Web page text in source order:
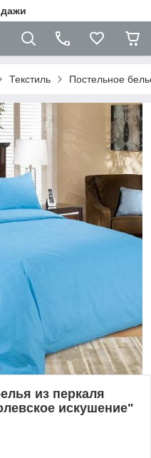
Текстиль Постельное
из перкаля
искушение"